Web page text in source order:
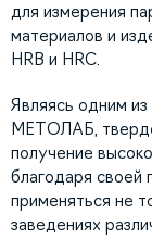
для измерения
материалов и
HRB и HRC.
Являясь одним
МЕТОЛАБ,
получение
благодаря своей
применяться не
заведениях